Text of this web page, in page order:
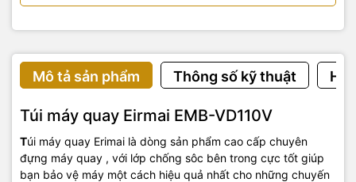
Mô tả sản phẩm Thông số kỹ thuật
Túi máy quay Eirmai EMB-VD110V
Túi máy quay Erimai là dòng sản phẩm cao cấp chuyên
đựng máy quay , với lớp chống sôc bên trong cực tốt giúp
bạn bảo vệ máy một cách hiệu quả nhất cho những chuyến